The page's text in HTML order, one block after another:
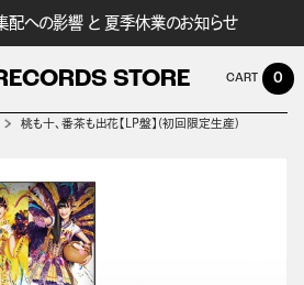
配への影響 と 夏季休業のお知らせ
STORE 0
桃も十、番茶も出花【LP盤】(初回限定生産)